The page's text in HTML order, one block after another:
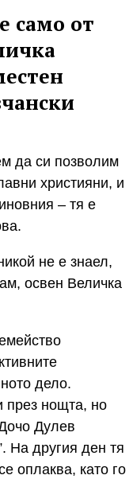
само от
да си позволим
християни, и
– тя е
не е знаел,
освен Величка
дело.
през нощта, но
Дулев
На другия ден тя
оплаква, като го